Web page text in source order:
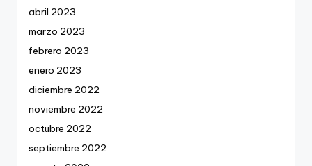
abril 2023
marzo 2023
febrero 2023
enero 2023
diciembre 2022
noviembre 2022
octubre 2022
septiembre 2022